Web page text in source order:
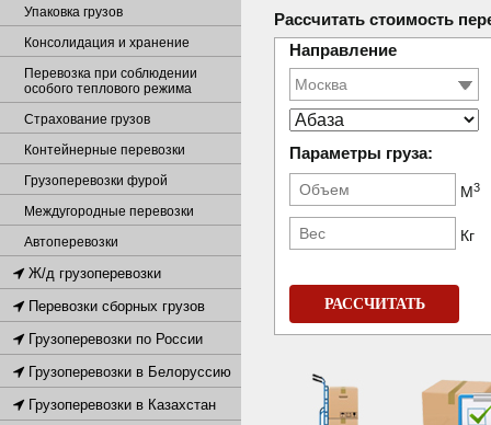
Рассчитать стоимость
Направление
Параметры груза:
М3
Кг
РАССЧИТАТЬ
Упаковка грузов
Консолидация и хранение
Перевозка при соблюдении
особого теплового режима
Страхование грузов
Контейнерные перевозки
Грузоперевозки фурой
Междугородные перевозки
Автоперевозки
Ж/д грузоперевозки
Перевозки сборных грузов
Грузоперевозки по России
Грузоперевозки в Белоруссию
Грузоперевозки в Казахстан